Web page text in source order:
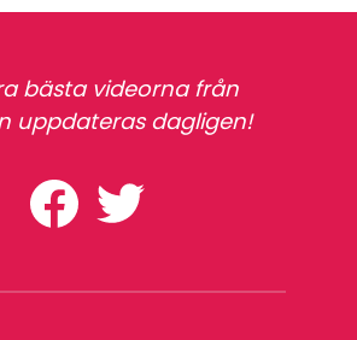
bästa videorna från
uppdateras dagligen!